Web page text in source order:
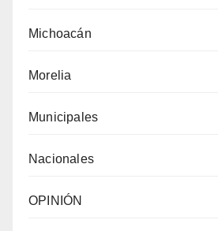
Michoacán
Morelia
Municipales
Nacionales
OPINIÓN